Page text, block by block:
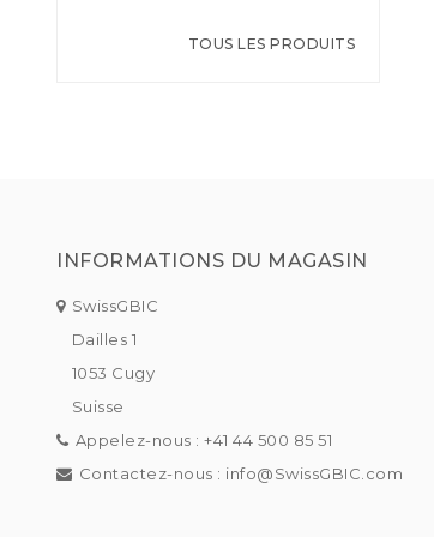
TOUS LES PRODUITS
INFORMATIONS DU MAGASIN
SwissGBIC
Dailles 1
1053 Cugy
Suisse
Appelez-nous : +41 44 500 85 51
Contactez-nous : info@SwissGBIC.com